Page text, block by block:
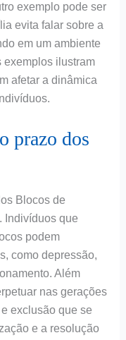
exemplo pode ser
evita falar sobre a
em um ambiente
exemplos ilustram
afetar a dinâmica
prazo dos
Blocos de
Indivíduos que
podem
como depressão,
Além
nas gerações
exclusão que se
e a resolução